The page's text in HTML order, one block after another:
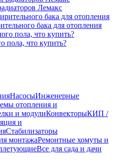
Лемакс
бака для отопления
пола, что купить?
НасосыИнженерные
отопления и
и модулиКонвекторыКИП /
и
Стабилизаторы
монтажаРемонтные хомуты и
Все для сада и дачи